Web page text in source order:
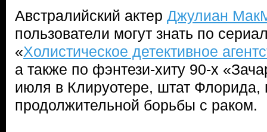
Австралийский актер Джулиан
пользователи могут знать по
«Холистическое детективное
а также по фэнтези-хиту 90-х
июля в Клируотере, штат Флорида,
продолжительной борьбы с раком.